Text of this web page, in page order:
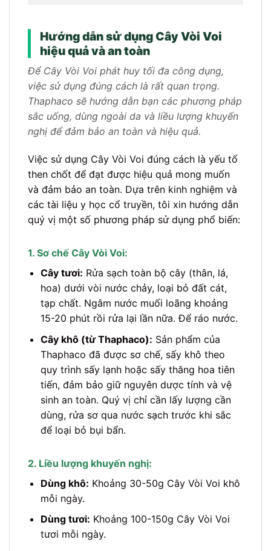
Hướng dẫn sử dụng Cây Vòi Voi
hiệu quả và an toàn
Để Cây Vòi Voi phát huy tối đa công dụng,
việc sử dụng đúng cách là rất quan trọng.
Thaphaco sẽ hướng dẫn bạn các phương pháp
sắc uống, dùng ngoài da và liều lượng khuyến
nghị để đảm bảo an toàn và hiệu quả.
Việc sử dụng Cây Vòi Voi đúng cách là yếu tố
then chốt để đạt được hiệu quả mong muốn
và đảm bảo an toàn. Dựa trên kinh nghiệm và
các tài liệu y học cổ truyền, tôi xin hướng dẫn
quý vị một số phương pháp sử dụng phổ biến:
1. Sơ chế Cây Vòi Voi:
Cây tươi: Rửa sạch toàn bộ cây (thân, lá,
hoa) dưới vòi nước chảy, loại bỏ đất cát,
tạp chất. Ngâm nước muối loãng khoảng
15-20 phút rồi rửa lại lần nữa. Để ráo nước.
Cây khô (từ Thaphaco): Sản phẩm của
Thaphaco đã được sơ chế, sấy khô theo
quy trình sấy lạnh hoặc sấy thăng hoa tiên
tiến, đảm bảo giữ nguyên dược tính và vệ
sinh an toàn. Quý vị chỉ cần lấy lượng cần
dùng, rửa sơ qua nước sạch trước khi sắc
để loại bỏ bụi bẩn.
2. Liều lượng khuyến nghị:
Dùng khô: Khoảng 30-50g Cây Vòi Voi khô
mỗi ngày.
Dùng tươi: Khoảng 100-150g Cây Vòi Voi
tươi mỗi ngày.